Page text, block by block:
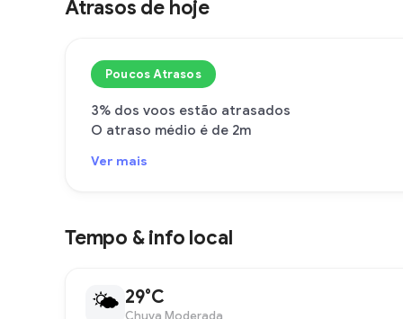
Atrasos de hoje
Poucos Atrasos
3% dos voos estão atrasados
O atraso médio é de 2m
Ver mais
Tempo & info local
🌤 29°C
Chuva Moderada